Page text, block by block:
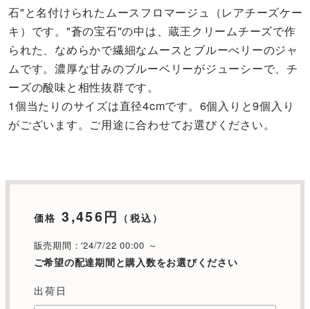
石"と名付けられたムースフロマージュ（レアチーズケー
キ）です。"蒼の宝石"の中は、蔵王クリームチーズで作
られた、なめらかで繊細なムースとブルーべリーのジャ
ムです。濃厚な甘みのブルーベリーがジューシーで、チ
ーズの酸味と相性抜群です。
1個当たりのサイズは直径4cmです。6個入りと9個入り
がございます。ご用途に合わせてお選びください。
価格 3,456円 （税込）
販売期間：'24/7/22 00:00 ～
ご希望の配達期間と購入数をお選びください
出荷日